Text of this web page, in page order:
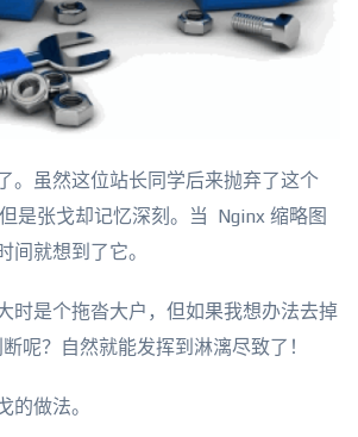
。虽然这位站长同学后来抛弃了这个
是张戈却记忆深刻。当 Nginx 缩略图
间就想到了它。
时是个拖沓大户，但如果我想办法去掉
呢？自然就能发挥到淋漓尽致了！
的做法。